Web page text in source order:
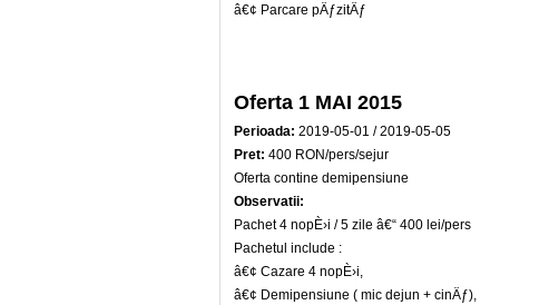
â€¢ Parcare pÄƒzitÄƒ
Oferta 1 MAI 2015
Perioada: 2019-05-01 / 2019-05-05
Pret: 400 RON/pers/sejur
Oferta contine demipensiune
Observatii:
Pachet 4 nopÈ›i / 5 zile â€“ 400 lei/pers
Pachetul include :
â€¢ Cazare 4 nopÈ›i,
â€¢ Demipensiune ( mic dejun + cinÄƒ),